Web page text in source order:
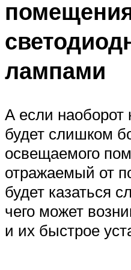
лампами
А если наоборот
будет слишком
освещаемого
отражаемый от
будет казаться
чего может
и их быстрое